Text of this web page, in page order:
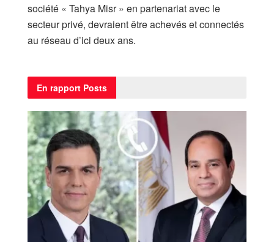
société « Tahya Misr » en partenariat avec le
secteur privé, devraient être achevés et connectés
au réseau d’ici deux ans.
En rapport Posts